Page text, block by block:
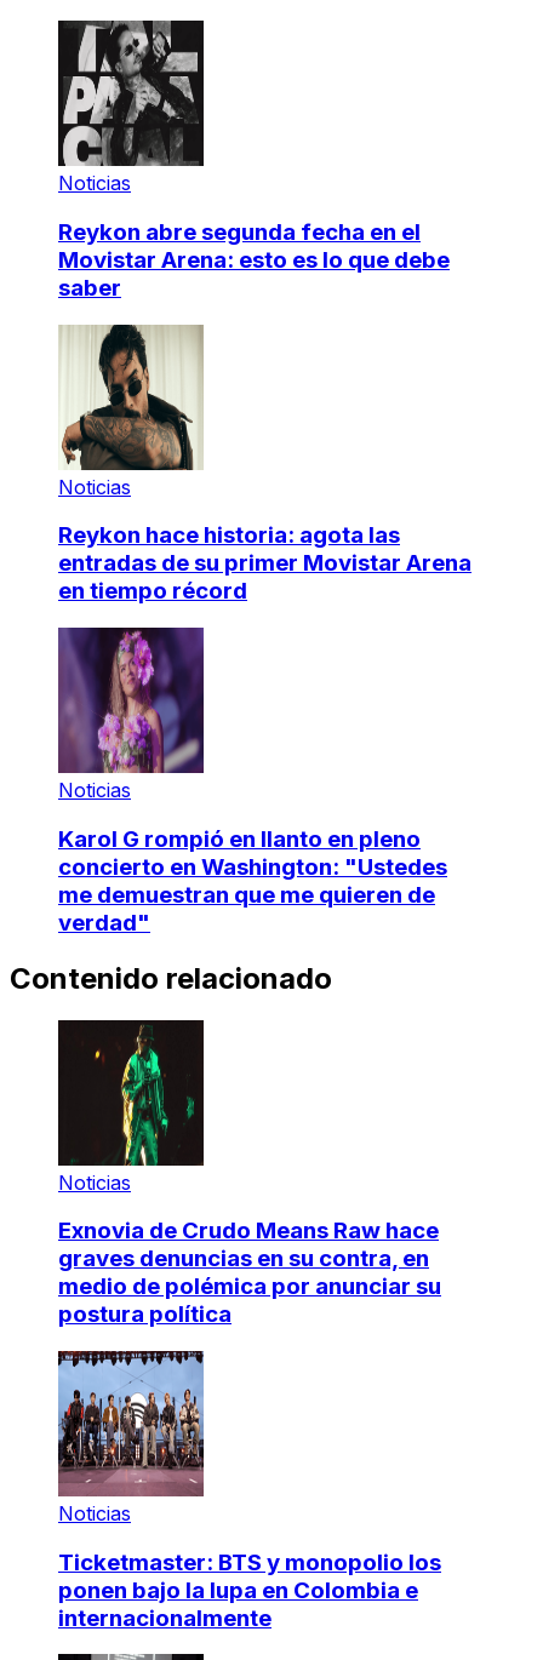
Noticias
Reykon abre segunda fecha en el
Movistar Arena: esto es lo que debe
saber
Noticias
Reykon hace historia: agota las
entradas de su primer Movistar Arena
en tiempo récord
Noticias
Karol G rompió en llanto en pleno
concierto en Washington: "Ustedes
me demuestran que me quieren de
verdad"
Contenido relacionado
Noticias
Exnovia de Crudo Means Raw hace
graves denuncias en su contra, en
medio de polémica por anunciar su
postura política
Noticias
Ticketmaster: BTS y monopolio los
ponen bajo la lupa en Colombia e
internacionalmente